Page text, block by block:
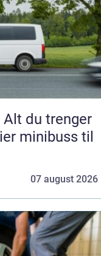
du trenger
minibuss til
07 august 2026